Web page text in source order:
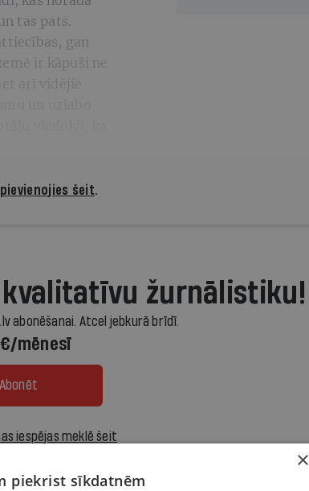
tas pats.
gan
ir kāpuši ne
arī vidējie
pievienojies šeit.
žurnālistiku!
abonēšanai. Atcel jebkurā brīdī.
mēnesī
Abonēt
iespējas meklē šeit
×
piekrist sīkdatnēm